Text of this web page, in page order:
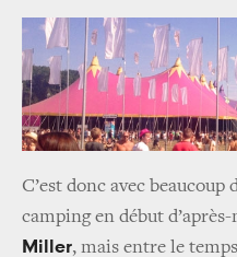
C’est donc avec
camping en début
Miller, mais entre le